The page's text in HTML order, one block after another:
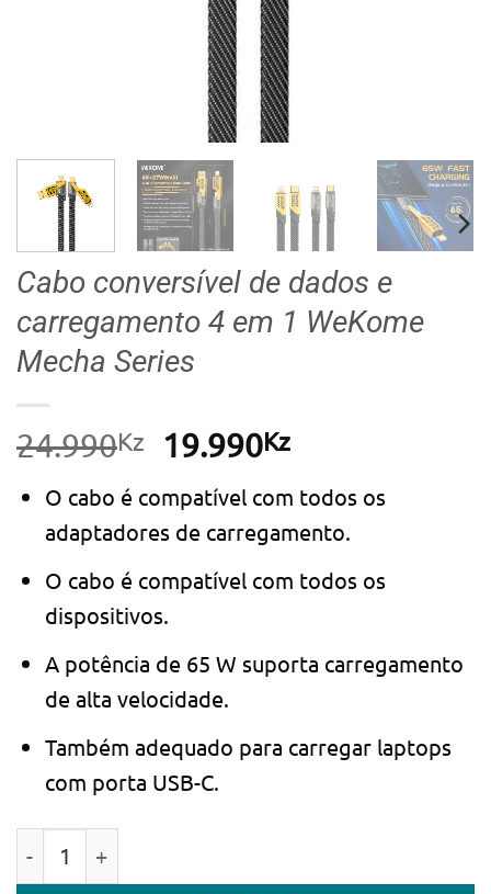
Cabo conversível de dados e
carregamento 4 em 1 WeKome
Mecha Series
24.990Kz
O
original
era:
24.990Kz.
19.990KzO
atual
é:
19.990Kz.
O cabo é compatível com todos os
adaptadores de carregamento.
O cabo é compatível com todos os
dispositivos.
A potência de 65 W suporta carregamento
de alta velocidade.
Também adequado para carregar laptops
com porta USB-C.